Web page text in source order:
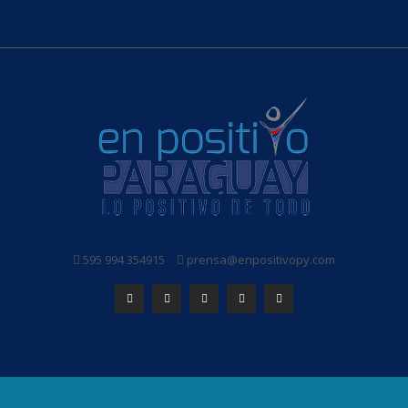
595 994 354915 prensa@enpositivopy.com